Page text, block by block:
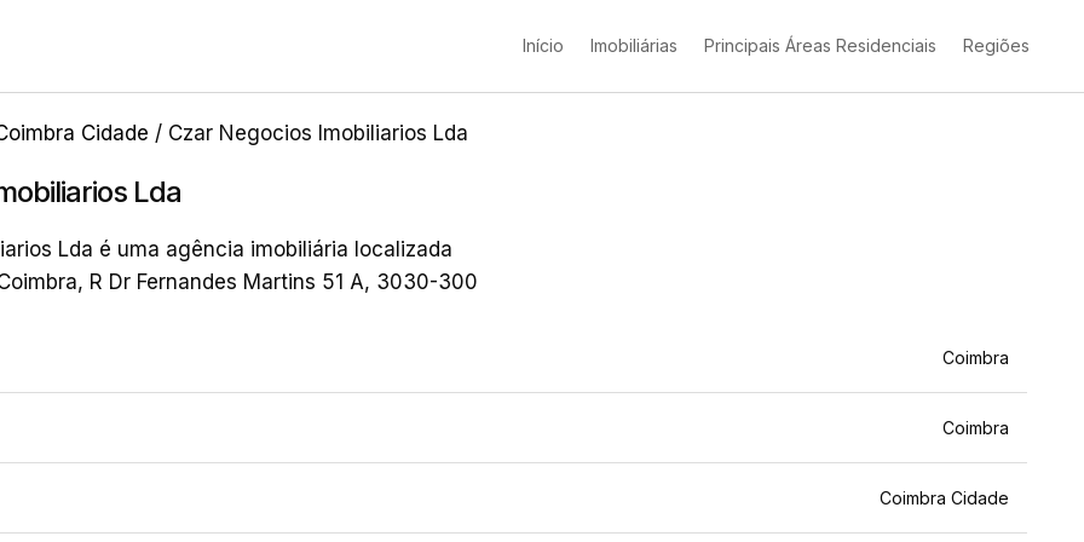
Início Imobiliárias Principais Áreas Residenciais Regiões
Cidade / Czar Negocios Imobiliarios Lda
Lda
Lda é uma agência imobiliária localizada
R Dr Fernandes Martins 51 A, 3030-300
Coimbra
Coimbra
Coimbra Cidade